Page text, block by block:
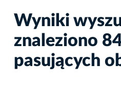
Wyniki
znaleziono
pasujących